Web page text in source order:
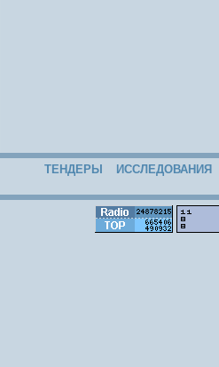
ТЕНДЕРЫ ИССЛЕДОВАНИЯ